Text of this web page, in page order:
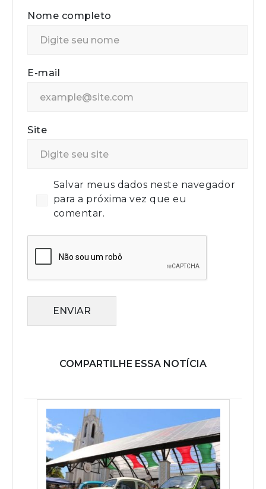
Nome completo
E-mail
Site
Salvar meus dados neste navegador
para a próxima vez que eu
comentar.
ENVIAR
COMPARTILHE ESSA NOTÍCIA